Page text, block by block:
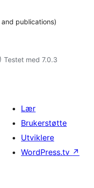
publications)
Testet med 7.0.3
Lær
Brukerstøtte
Utviklere
WordPress.tv ↗